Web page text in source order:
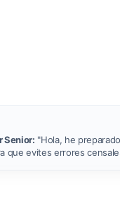
Senior: "Hola, he
que evites errores